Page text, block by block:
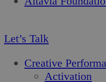
Let’s Talk
Creative
Activation